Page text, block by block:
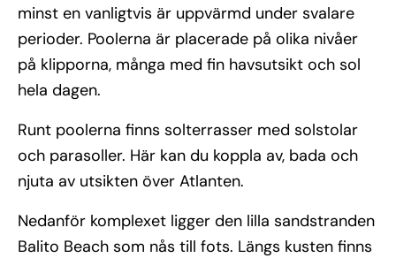
minst en vanligtvis är uppvärmd under svalare
perioder. Poolerna är placerade på olika nivåer
på klipporna, många med fin havsutsikt och sol
hela dagen.
Runt poolerna finns solterrasser med solstolar
och parasoller. Här kan du koppla av, bada och
njuta av utsikten över Atlanten.
Nedanför komplexet ligger den lilla sandstranden
Balito Beach som nås till fots. Längs kusten finns